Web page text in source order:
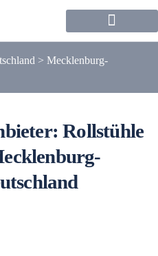
> Mecklenburg-
Rollstühle